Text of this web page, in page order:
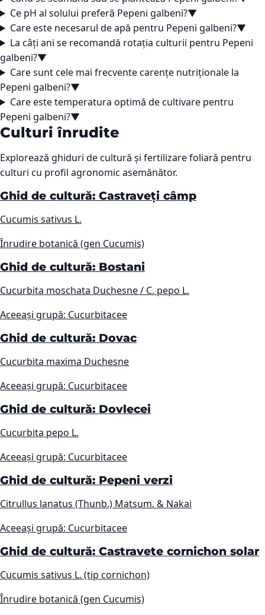
Ce pH al solului preferă Pepeni galbeni?▼
Care este necesarul de apă pentru Pepeni galbeni?▼
La câți ani se recomandă rotația culturii pentru Pepeni
galbeni?▼
Care sunt cele mai frecvente carențe nutriționale la
Pepeni galbeni?▼
Care este temperatura optimă de cultivare pentru
Pepeni galbeni?▼
Culturi înrudite
Explorează ghiduri de cultură și fertilizare foliară pentru
culturi cu profil agronomic asemănător.
Ghid de cultură: Castraveți câmp
Cucumis sativus L.
Înrudire botanică (gen Cucumis)
Ghid de cultură: Bostani
Cucurbita moschata Duchesne / C. pepo L.
Aceeași grupă: Cucurbitacee
Ghid de cultură: Dovac
Cucurbita maxima Duchesne
Aceeași grupă: Cucurbitacee
Ghid de cultură: Dovlecei
Cucurbita pepo L.
Aceeași grupă: Cucurbitacee
Ghid de cultură: Pepeni verzi
Citrullus lanatus (Thunb.) Matsum. & Nakai
Aceeași grupă: Cucurbitacee
Ghid de cultură: Castravete cornichon solar
Cucumis sativus L. (tip cornichon)
Înrudire botanică (gen Cucumis)